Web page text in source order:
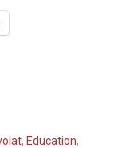
, Education,